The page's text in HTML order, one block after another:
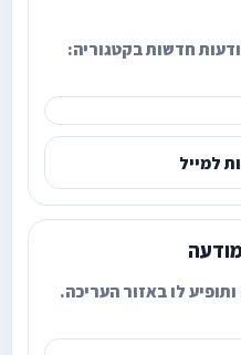
חדשות בקטגוריה:
למייל
לו באזור העריכה.